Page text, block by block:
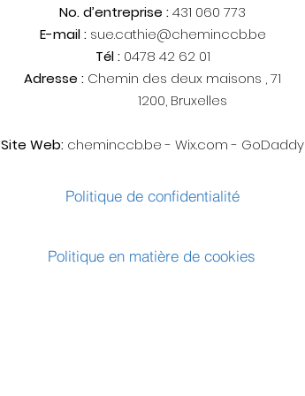
No. d’entreprise :431 060 773
E-mail : sue.cathie@cheminccb.be
Tél :0478 42 62 01
Adresse : Chemin des deux maisons , 71
1200, Bruxelles
Site Web: cheminccb.be - Wix.com - GoDaddy
Politique de confidentialité
Politique en matière de cookies